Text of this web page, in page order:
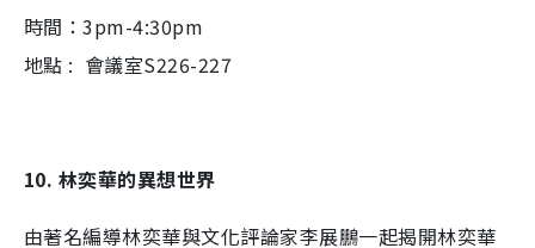
時間：3pm-4:30pm
地點 : 會議室S226-227
10. 林奕華的異想世界
由著名編導林奕華與文化評論家李展鵬一起揭開林奕華